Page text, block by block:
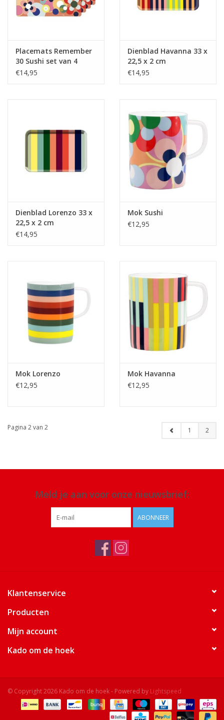
Placemats Remember
30 Sushi set van 4
€14,95
Dienblad Havanna 33 x
22,5 x 2 cm
€14,95
Dienblad Lorenzo 33 x
22,5 x 2 cm
€14,95
Mok Sushi
€12,95
Mok Lorenzo
€12,95
Mok Havanna
€12,95
Pagina 2 van 2 1 2
Meld je aan voor onze nieuwsbrief:
ABONNEER
Klantenservice
Producten
Mijn account
Kado om de hoek
© Copyright 2026 Kado om de hoek - Powered by Lightspeed